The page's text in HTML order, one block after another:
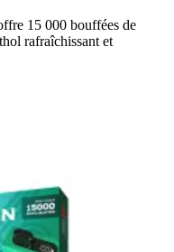
15 000 bouffées de
rafraîchissant et